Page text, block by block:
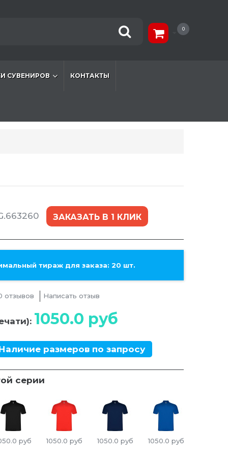
0
СУВЕНИРОВ КОНТАКТЫ
ЗАКАЗАТЬ В 1 КЛИК
тираж для заказа: 20 шт.
отзывов Написать отзыв
1050.0 руб
размеров по запросу
серии
руб 1050.0 руб 1050.0 руб 1050.0 руб